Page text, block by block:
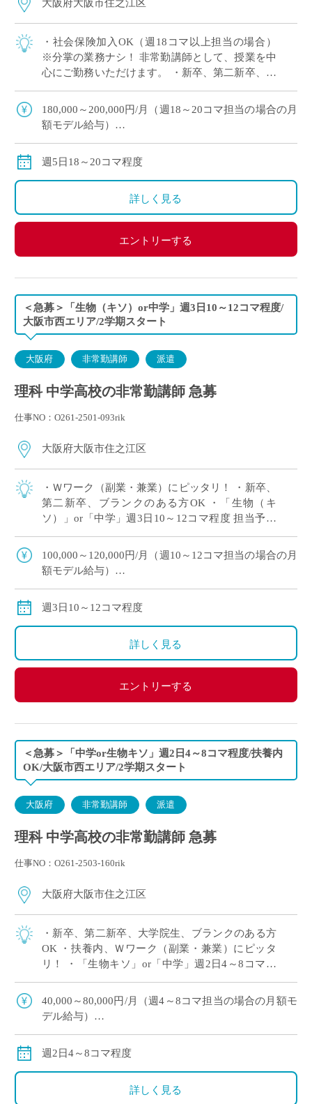
大阪府大阪市住之江区
・社会保険加入OK（週18コマ以上担当の場合）
※分掌の業務ナシ！ 非常勤講師として、授業を中
心にご勤務いただけます。 ・新卒、第二新卒、ブ
度 担当予定 ・2学期スター […]
180,000～200,000円/月（週18～20コマ担当の場合の月
額モデル給与）
※週18コマ以上担当の場合、社会保険加入
週5日18～20コマ程度
詳しく見る
エントリーする
＜急募＞「生物（キソ）or中学」週3日10～12コマ程度/
大阪市西エリア/2学期スタート
大阪府 非常勤講師 派遣
理科 中学高校の非常勤講師 急募
仕事NO：O261-2501-093rik
大阪府大阪市住之江区
・Ｗワーク（副業・兼業）にピッタリ！ ・新卒、
第二新卒、ブランクのある方OK ・「生物（キ
ソ）」or「中学」週3日10～12コマ程度 担当予定
ら、調整OK！ ※扶養内希望の相談 […]
100,000～120,000円/月（週10～12コマ担当の場合の月
額モデル給与）
※ご勤務スタート時期によって、初月の給与は日割計
週3日10～12コマ程度
詳しく見る
エントリーする
＜急募＞「中学or生物キソ」週2日4～8コマ程度/扶養内
OK/大阪市西エリア/2学期スタート
大阪府 非常勤講師 派遣
理科 中学高校の非常勤講師 急募
仕事NO：O261-2503-160rik
大阪府大阪市住之江区
・新卒、第二新卒、大学院生、ブランクのある方
OK ・扶養内、Ｗワーク（副業・兼業）にピッタ
リ！ ・「生物キソ」or「中学」週2日4～8コマ程
の非常勤講師で勤務いただける方を募 […]
40,000～80,000円/月（週4～8コマ担当の場合の月額モ
デル給与）
※ご勤務スタート時期によって、初月の給与は日割計
週2日4～8コマ程度
詳しく見る